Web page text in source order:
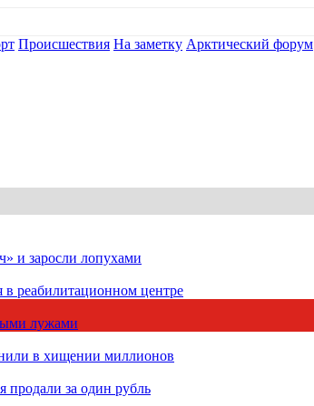
Происшествия На заметку Арктический форум
и заросли лопухами
реабилитационном центре
лужами
в хищении миллионов
продали за один рубль